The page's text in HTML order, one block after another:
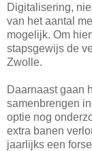
Digitalisering,
van het aantal
mogelijk. Om
stapsgewijs de
Zwolle.
Daarnaast gaan
samenbrengen
optie nog
extra banen
jaarlijks een